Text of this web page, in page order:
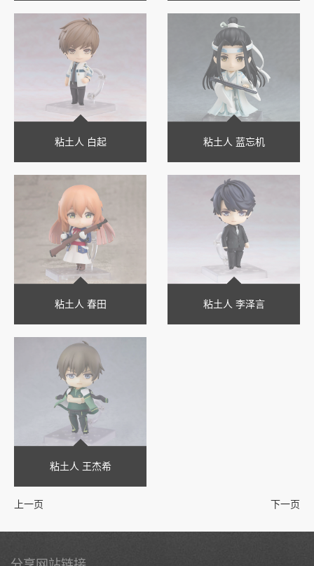
粘土人 白起 粘土人 蓝忘机
粘土人 春田 粘土人 李泽言
粘土人 王杰希
上一页 下一页